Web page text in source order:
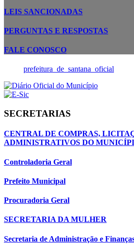
LEIS SANCIONADAS
PERGUNTAS E RESPOSTAS
FALE CONOSCO
prefeitura_de_santana_oficial
SECRETARIAS
CENTRAL DE COMPRAS,
ADMINISTRATIVOS DO
Controladoria Geral
Prefeito Municipal
Procuradoria Geral
SECRETARIA DA MULHER
Secretaria de Administração e